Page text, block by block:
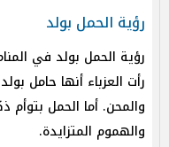
رؤية الحمل بولد
رؤية الحمل بولد في
رأت العزباء أنها حامل
والمحن. أما الحمل بتوأم
والهموم المتزايدة.